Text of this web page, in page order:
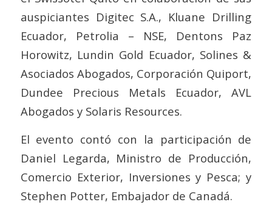
auspiciantes Digitec S.A., Kluane Drilling
Ecuador, Petrolia – NSE, Dentons Paz
Horowitz, Lundin Gold Ecuador, Solines &
Asociados Abogados, Corporación Quiport,
Dundee Precious Metals Ecuador, AVL
Abogados y Solaris Resources.
El evento contó con la participación de
Daniel Legarda, Ministro de Producción,
Comercio Exterior, Inversiones y Pesca; y
Stephen Potter, Embajador de Canadá.